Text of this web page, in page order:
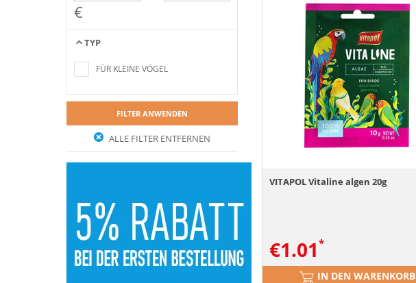
€
TYP
Suchkriterien übereinstimmen
FÜR KLEINE VÖGEL
FILTER ANWENDEN
ALLE FILTER ENTFERNEN
VITAPOL Vitaline algen 20g
€1.01
IN DEN WARENKORB